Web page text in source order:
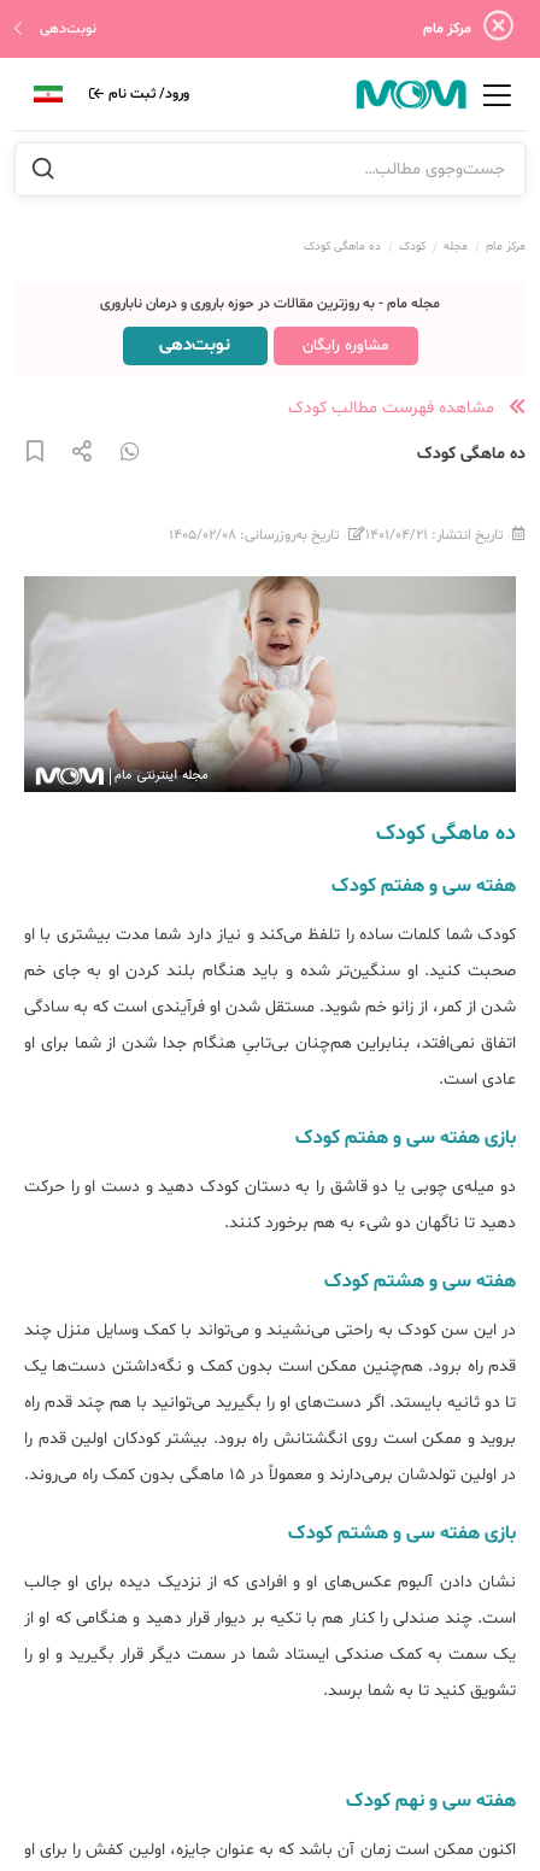
مرکز مام نوبت‌دهی
ورود/ ثبت نام
مرکز مام مجله کودک ده ماهگی کودک
مجله مام - به روزترین مقالات در حوزه باروری و درمان ناباروری
مشاوره رایگان نوبت‌دهی
مشاهده فهرست مطالب کودک
ده ماهگی کودک
تاریخ انتشار: ۱۴۰۱/۰۴/۲۱ تاریخ به‌روزرسانی: ۱۴۰۵/۰۲/۰۸
ده ماهگی کودک
هفته‌ سی و هفتم کودک
کودک شما کلمات ساده را تلفظ می‌کند و نیاز دارد شما مدت بیشتری با او
صحبت کنید. او سنگین‌تر شده و باید هنگام بلند کردن او به جای خم
شدن از کمر، از زانو خم شوید. مستقل شدن او فرآیندی است که به سادگی
اتفاق نمی‌افتد، بنابراین هم‌چنان بی‌تابیِ هنگام جدا شدن از شما برای او
عادی است.
بازی هفته‌ سی و هفتم کودک
دو میله‌ی چوبی یا دو قاشق را به دستان کودک دهید و دست او را حرکت
دهید تا ناگهان دو شیء به هم برخورد کنند.
هفته‌ سی و هشتم کودک
در این سن کودک به راحتی می‌نشیند و می‌تواند با کمک وسایل منزل چند
قدم راه برود. هم‌چنین ممکن است بدون کمک و نگه‌داشتن دست‌ها یک
تا دو ثانیه بایستد. اگر دست‌های او را بگیرید می‌توانید با هم چند قدم راه
بروید و ممکن است روی انگشتانش راه برود. بیشتر کودکان اولین قدم را
در اولین تولدشان برمی‌دارند و معمولاً در 15 ماهگی بدون کمک راه می‌روند.
بازی هفته‌ سی و هشتم کودک
نشان دادن آلبوم عکس‌های او و افرادی که از نزدیک دیده برای او جالب
است. چند صندلی را کنار هم با تکیه بر دیوار قرار دهید و هنگامی که او از
یک سمت به کمک صندکی ایستاد شما در سمت دیگر قرار بگیرید و او را
تشویق کنید تا به شما برسد.
هفته‌ سی و نهم کودک
اکنون ممکن است زمان آن باشد که به عنوان جایزه‌، اولین کفش را برای او